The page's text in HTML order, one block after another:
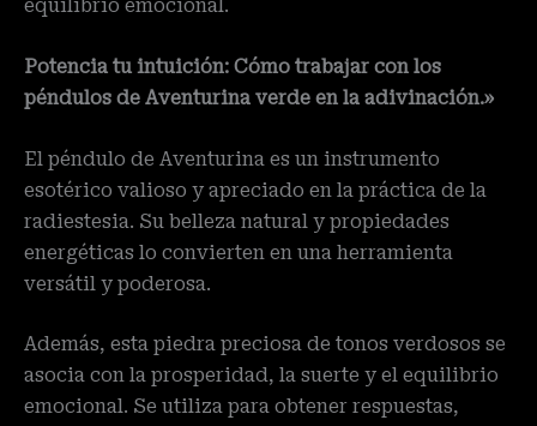
equilibrio emocional.
Potencia tu intuición: Cómo trabajar con los
péndulos de Aventurina verde en la adivinación.»
El péndulo de Aventurina es un instrumento
esotérico valioso y apreciado en la práctica de la
radiestesia. Su belleza natural y propiedades
energéticas lo convierten en una herramienta
versátil y poderosa.
Además, esta piedra preciosa de tonos verdosos se
asocia con la prosperidad, la suerte y el equilibrio
emocional. Se utiliza para obtener respuestas,